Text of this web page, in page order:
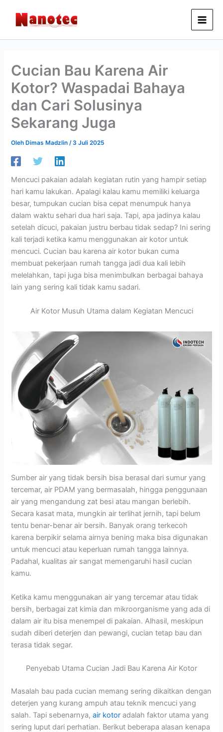
konten
Cucian Bau Karena Air
Kotor? Waspadai Bahaya
dan Cari Solusinya
Sekarang Juga
OlehDimas Madzlin /3 Juli 2025
Mencuci pakaian adalah kegiatan rutin yang hampir setiap
hari kamu lakukan. Apalagi kalau kamu memiliki keluarga
besar, tumpukan cucian bisa cepat menumpuk hanya
dalam waktu sehari dua hari saja. Tapi, apa jadinya kalau
setelah dicuci, pakaian justru berbau tidak sedap? Ini sering
kali terjadi ketika kamu menggunakan air kotor untuk
mencuci. Cucian bau karena air kotor bukan cuma
membuat pekerjaan rumah tangga jadi dua kali lebih
melelahkan, tapi juga bisa menimbulkan berbagai bahaya
lain yang sering kali tidak kamu sadari.
Air Kotor Musuh Utama dalam Kegiatan Mencuci
Sumber air yang tidak bersih bisa berasal dari sumur yang
tercemar, air PDAM yang bermasalah, hingga penggunaan
air yang mengandung zat besi atau mangan berlebih.
Secara kasat mata, mungkin air terlihat jernih, tapi belum
tentu benar-benar air bersih. Banyak orang terkecoh
karena berpikir selama airnya bening maka bisa digunakan
untuk mencuci atau keperluan rumah tangga lainnya.
Padahal, kualitas air sangat memengaruhi hasil cucian
kamu.
Ketika kamu menggunakan air yang tercemar atau tidak
bersih, berbagai zat kimia dan mikroorganisme yang ada di
dalam air itu bisa menempel di pakaian. Alhasil, meskipun
sudah diberi deterjen dan pewangi, cucian tetap bau dan
terasa tidak segar.
Penyebab Utama Cucian Jadi Bau Karena Air Kotor
Masalah bau pada cucian memang sering dikaitkan dengan
deterjen yang kurang ampuh atau teknik mencuci yang
salah. Tapi sebenarnya,air kotor adalah faktor utama yang
sering luput dari perhatian. Berikut beberapa alasan kenapa